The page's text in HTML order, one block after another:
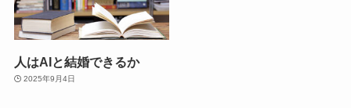
人はAIと結婚できるか
2025年9月4日